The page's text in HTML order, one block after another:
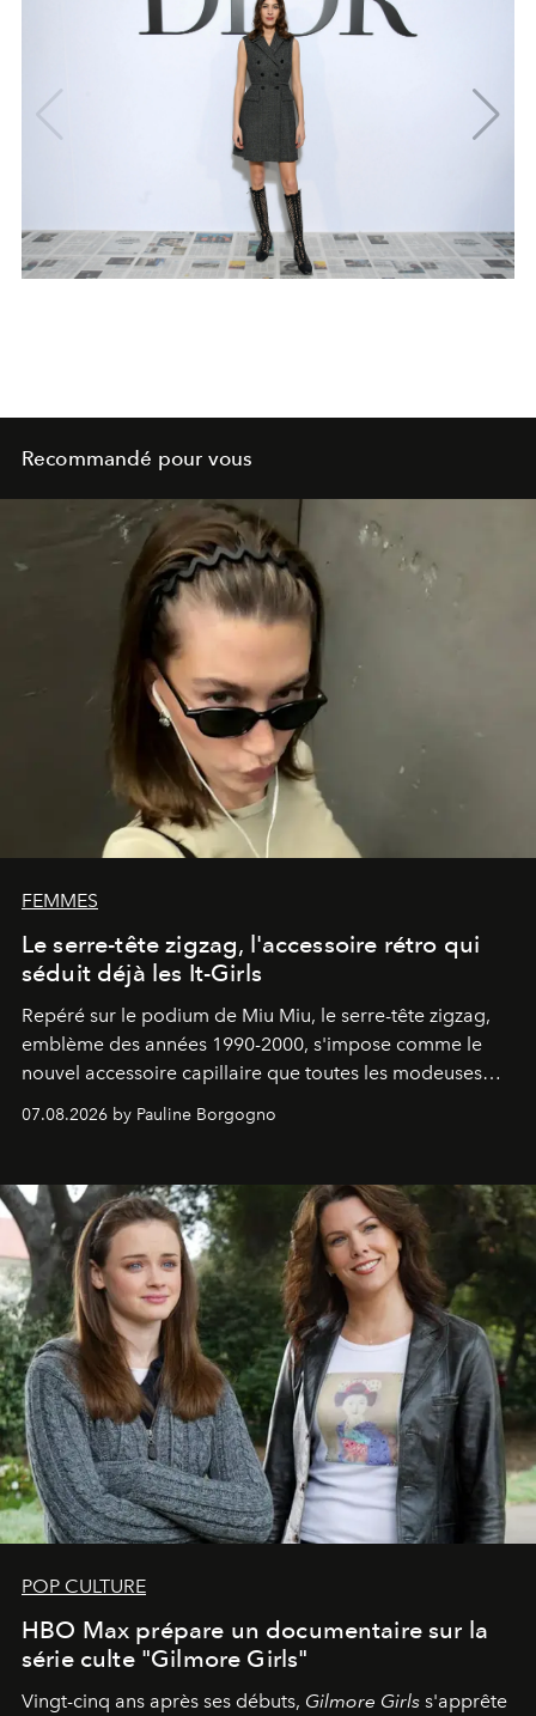
Recommandé pour vous
FEMMES
Le serre-tête zigzag, l'accessoire rétro qui
séduit déjà les It-Girls
Repéré sur le podium de Miu Miu, le serre-tête zigzag,
emblème des années 1990-2000, s'impose comme le
nouvel accessoire capillaire que toutes les modeuses
07.08.2026 by Pauline Borgogno
POP CULTURE
HBO Max prépare un documentaire sur la
série culte "Gilmore Girls"
Vingt-cinq ans après ses débuts, Gilmore Girls s'apprête